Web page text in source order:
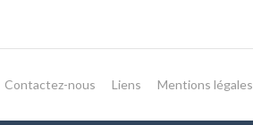
Contactez-nous Liens Mentions légales